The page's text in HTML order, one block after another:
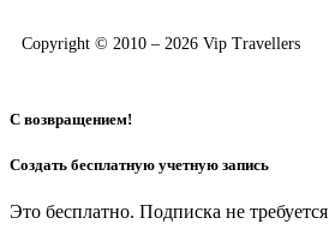
Copyright © 2010 – 2026 Vip Travellers
С возвращением!
Создать бесплатную учетную запись
Это бесплатно. Подписка не требуется